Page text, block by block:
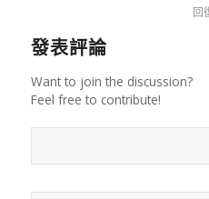
回
發表評論
Want to join the discussion?
Feel free to contribute!